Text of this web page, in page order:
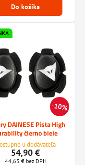
Do košíka
10%
DAINESE Pista High
čierno biele
u dodávateľa
54,90 €
44,63 € bez DPH